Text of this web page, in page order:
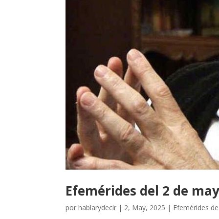
Efemérides del 2 de
porhablarydecir | 2, May, 2025 | Efemérides